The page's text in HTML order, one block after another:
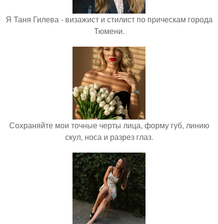
Я Таня Гилева - визажист и стилист по прическам города
Тюмени.
Сохраняйте мои точные черты лица, форму губ, линию
скул, носа и разрез глаз.